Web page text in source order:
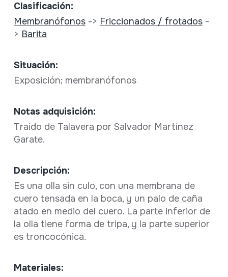
Clasificación:
Membranófonos-> Friccionados / frotados-
> Barita
Situación:
Exposición; membranófonos
Notas adquisición:
Traído de Talavera por Salvador Martínez
Garate.
Descripción:
Es una olla sin culo, con una membrana de
cuero tensada en la boca, y un palo de caña
atado en medio del cuero. La parte inferior de
la olla tiene forma de tripa, y la parte superior
es troncocónica.
Materiales: